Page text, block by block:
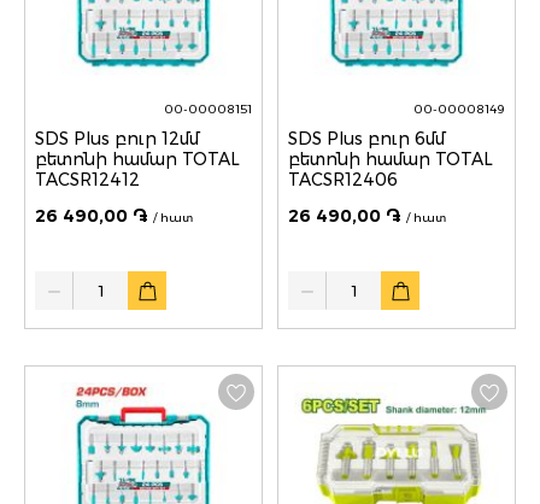
00-00008151
SDS Plus բուր 12մմ
բետոնի համար TOTAL
TACSR12412
26 490,00 ֏ / հատ
00-00008149
SDS Plus բուր 6մմ
բետոնի համար TOTAL
TACSR12406
26 490,00 ֏ / հատ